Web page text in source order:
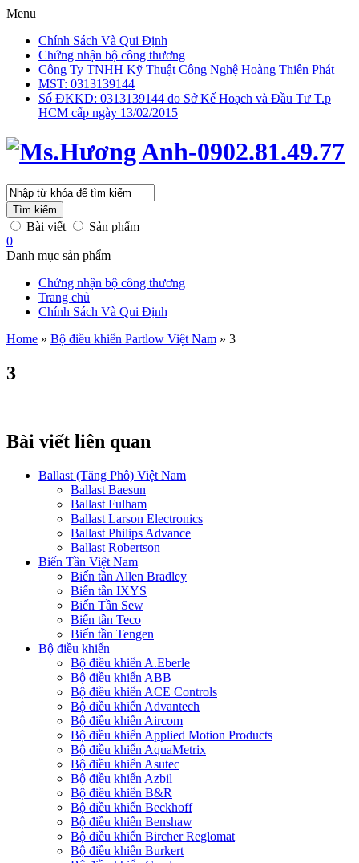
Menu
Chính Sách Và Qui Định
Chứng nhận bộ công thương
Công Ty TNHH Kỹ Thuật Công Nghệ Hoàng Thiên Phát
MST: 0313139144
Số ĐKKD: 0313139144 do Sở Kế Hoạch và Đầu Tư T.p
HCM cấp ngày 13/02/2015
Tìm kiếm
Bài viết
Sản phẩm
0
Danh mục sản phẩm
Chứng nhận bộ công thương
Trang chủ
Chính Sách Và Qui Định
Home » Bộ điều khiển Partlow Việt Nam » 3
3
Bài viết liên quan
Ballast (Tăng Phô) Việt Nam
Ballast Baesun
Ballast Fulham
Ballast Larson Electronics
Ballast Philips Advance
Ballast Robertson
Biến Tần Việt Nam
Biến tần Allen Bradley
Biến tần IXYS
Biến Tần Sew
Biến tần Teco
Biến tần Tengen
Bộ điều khiển
Bộ điều khiển A.Eberle
Bộ điều khiển ABB
Bộ điều khiển ACE Controls
Bộ điều khiển Advantech
Bộ điều khiển Aircom
Bộ điều khiển Applied Motion Products
Bộ điều khiển AquaMetrix
Bộ điều khiển Asutec
Bộ điều khiển Azbil
Bộ điều khiển B&R
Bộ điều khiển Beckhoff
Bộ điều khiển Benshaw
Bộ điều khiển Bircher Reglomat
Bộ điều khiển Burkert